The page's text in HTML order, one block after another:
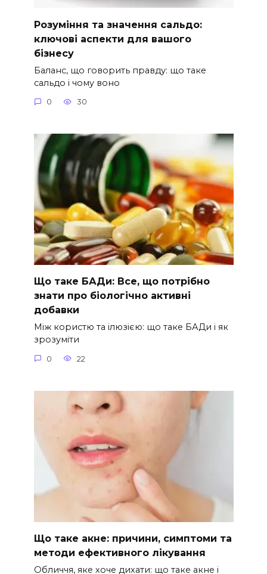
Розуміння та значення сальдо:
ключові аспекти для вашого
бізнесу
Баланс, що говорить правду: що таке
сальдо і чому воно
0 30
Що таке БАДи: Все, що потрібно
знати про біологічно активні
добавки
Між користю та ілюзією: що таке БАДи і як
зрозуміти
0 22
Що таке акне: причини, симптоми та
методи ефективного лікування
Обличчя, яке хоче дихати: що таке акне і